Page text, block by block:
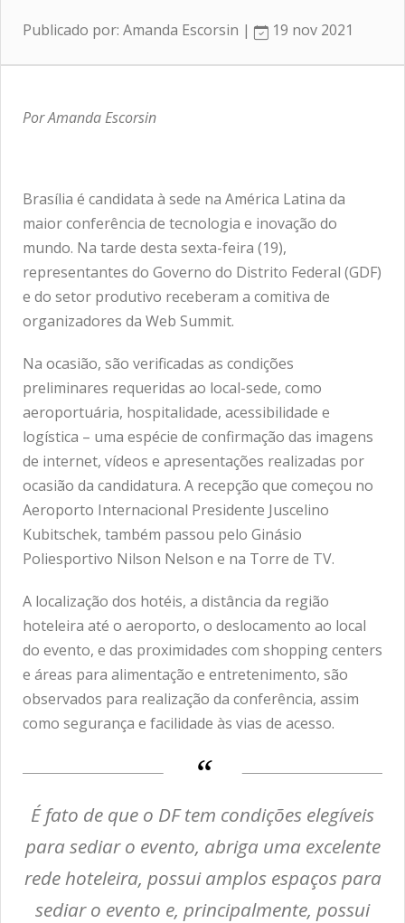
Publicado por: Amanda Escorsin | 19 nov 2021
Por Amanda Escorsin
Brasília é candidata à sede na América Latina da
maior conferência de tecnologia e inovação do
mundo. Na tarde desta sexta-feira (19),
representantes do Governo do Distrito Federal (GDF)
e do setor produtivo receberam a comitiva de
organizadores da Web Summit.
Na ocasião, são verificadas as condições
preliminares requeridas ao local-sede, como
aeroportuária, hospitalidade, acessibilidade e
logística – uma espécie de confirmação das imagens
de internet, vídeos e apresentações realizadas por
ocasião da candidatura. A recepção que começou no
Aeroporto Internacional Presidente Juscelino
Kubitschek, também passou pelo Ginásio
Poliesportivo Nilson Nelson e na Torre de TV.
A localização dos hotéis, a distância da região
hoteleira até o aeroporto, o deslocamento ao local
do evento, e das proximidades com shopping centers
e áreas para alimentação e entretenimento, são
observados para realização da conferência, assim
como segurança e facilidade às vias de acesso.
É fato de que o DF tem condições elegíveis
para sediar o evento, abriga uma excelente
rede hoteleira, possui amplos espaços para
sediar o evento e, principalmente, possui